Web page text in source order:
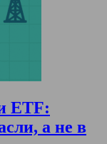
ETF:
а не в